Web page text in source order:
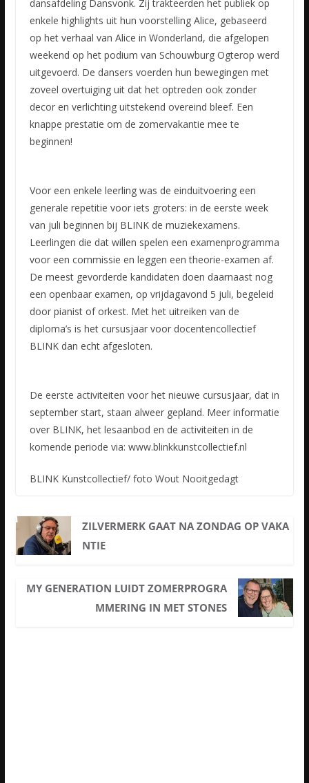
dansafdeling Dansvonk. Zij trakteerden het publiek op
enkele highlights uit hun voorstelling Alice, gebaseerd
op het verhaal van Alice in Wonderland, die afgelopen
weekend op het podium van Schouwburg Ogterop werd
uitgevoerd. De dansers voerden hun bewegingen met
zoveel overtuiging uit dat het optreden ook zonder
decor en verlichting uitstekend overeind bleef. Een
knappe prestatie om de zomervakantie mee te
beginnen!
Voor een enkele leerling was de einduitvoering een
generale repetitie voor iets groters: in de eerste week
van juli beginnen bij BLINK de muziekexamens.
Leerlingen die dat willen spelen een examenprogramma
voor een commissie en leggen een theorie-examen af.
De meest gevorderde kandidaten doen daarnaast nog
een openbaar examen, op vrijdagavond 5 juli, begeleid
door pianist of orkest. Met het uitreiken van de
diploma’s is het cursusjaar voor docentencollectief
BLINK dan echt afgesloten.
De eerste activiteiten voor het nieuwe cursusjaar, dat in
september start, staan alweer gepland. Meer informatie
over BLINK, het lesaanbod en de activiteiten in de
komende periode via: www.blinkkunstcollectief.nl
BLINK Kunstcollectief/ foto Wout Nooitgedagt
ZILVERMERK GAAT NA ZONDAG OP VAKA
NTIE
MY GENERATION LUIDT ZOMERPROGRA
MMERING IN MET STONES